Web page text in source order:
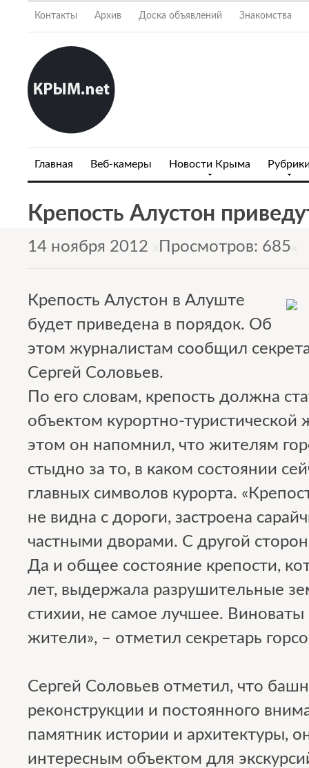
Контакты Архив Доска объявлений Знакомства
Главная Веб-камеры Новости Крыма
Крепость Алустон
14 ноября 2012 Просмотров: 685
Крепость Алустон в Алуште
будет приведена в порядок. Об
этом журналистам сообщил
Сергей Соловьев.
По его словам, крепость должна
объектом курортно-
этом он напомнил, что жителям
стыдно за то, в каком состоянии
главных символов курорта.
не видна с дороги, застроена
частными дворами. С другой
Да и общее состояние крепости,
лет, выдержала разрушительные
стихии, не самое лучшее.
жители», – отметил секретарь
Сергей Соловьев отметил, что
реконструкции и постоянного
памятник истории и архитектуры,
интересным объектом для